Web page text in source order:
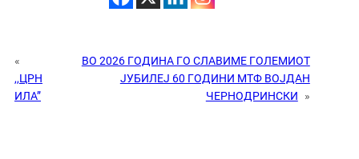
«
,,ЦРН
ИЛА”
ВО 2026 ГОДИНА ГО СЛАВИМЕ ГОЛЕМИОТ
ЈУБИЛЕЈ 60 ГОДИНИ МТФ ВОЈДАН
ЧЕРНОДРИНСКИ
»